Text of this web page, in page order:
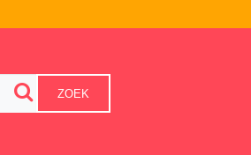
ZOEK